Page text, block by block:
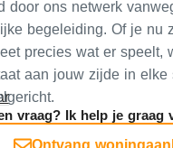
door ons netwerk
begeleiding. Of je nu
precies wat er speelt,
aan jouw zijde in
vraag? Ik help je graag
Ontvang